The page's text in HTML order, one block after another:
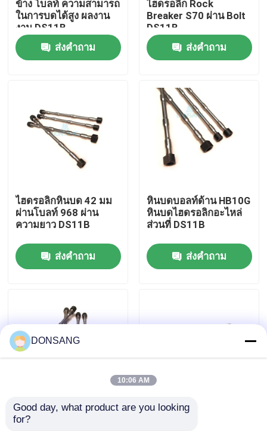
สินค้า
เกี่ยวกับเรา
ขอใบเสนอราคา
ไฮดรอลิกร็อคเบรกเกอร์
รถขุดไฮดรอลิกเบรกเกอร์
ข้าง โบลท์ ความสามารถ
ในการบดได้สูง ผลงาน
งาน DS11B
ส่งคำถาม
ไฮดรอลิก Rock
Breaker S70 ผ่าน Bolt
DS11B
ส่งคำถาม
ไฮดรอลิกหินบด 42 มม
ผ่านโบลท์ 968 ผ่าน
ความยาว DS11B
ส่งคำถาม
หินบดบอลท์ด้าน HB10G
หินบดไฮดรอลิกอะไหล่
ส่วนที่ DS11B
ส่งคำถาม
เครื่องขุดถัง HB15G
Breaker Bolt S55 Nut
24 มิลลิเมตร ไฮดรอลิก
DONSANG
10:06 AM
Good day, what product are you looking
for?